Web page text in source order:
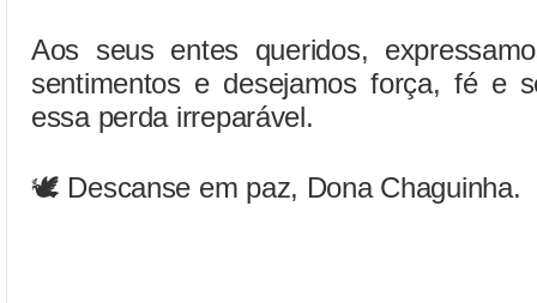
Aos seus entes queridos,
sentimentos e desejamos força, fé e
essa perda irreparável.
🕊️ Descanse em paz, Dona Chaguinha.